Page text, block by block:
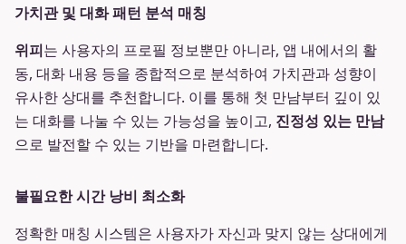
가치관 및 대화 패턴 분석 매칭
위피는 사용자의 프로필 정보뿐만 아니라, 앱 내에서의 활
동, 대화 내용 등을 종합적으로 분석하여 가치관과 성향이
유사한 상대를 추천합니다. 이를 통해 첫 만남부터 깊이 있
는 대화를 나눌 수 있는 가능성을 높이고, 진정성 있는 만남
으로 발전할 수 있는 기반을 마련합니다.
불필요한 시간 낭비 최소화
정확한 매칭 시스템은 사용자가 자신과 맞지 않는 상대에게